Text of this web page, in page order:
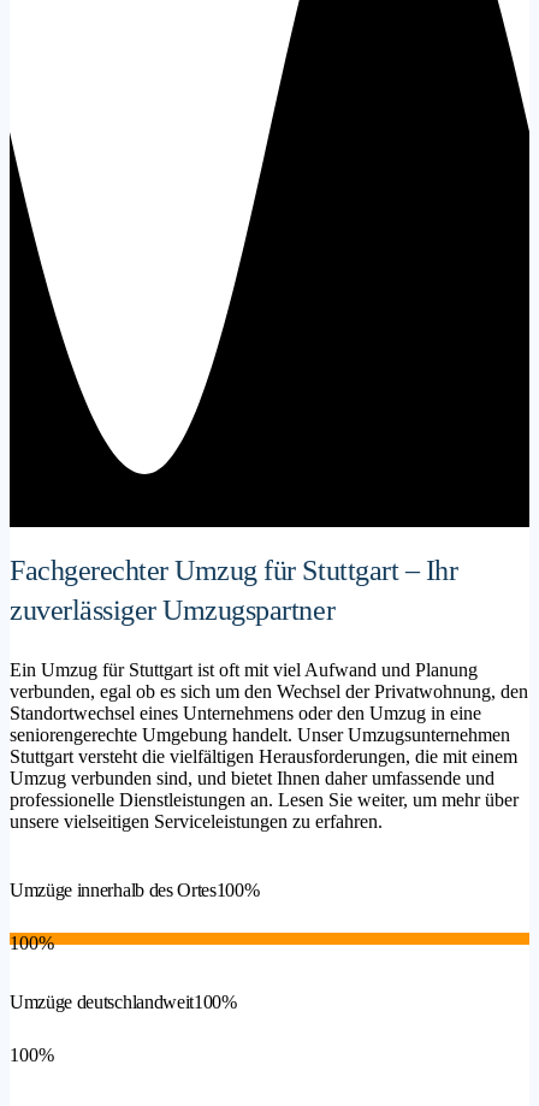
Fachgerechter Umzug für Stuttgart – Ihr
zuverlässiger Umzugspartner
Ein Umzug für Stuttgart ist oft mit viel Aufwand und Planung
verbunden, egal ob es sich um den Wechsel der Privatwohnung, den
Standortwechsel eines Unternehmens oder den Umzug in eine
seniorengerechte Umgebung handelt. Unser Umzugsunternehmen
Stuttgart versteht die vielfältigen Herausforderungen, die mit einem
Umzug verbunden sind, und bietet Ihnen daher umfassende und
professionelle Dienstleistungen an. Lesen Sie weiter, um mehr über
unsere vielseitigen Serviceleistungen zu erfahren.
Umzüge innerhalb des Ortes100%
100%
Umzüge deutschlandweit100%
100%